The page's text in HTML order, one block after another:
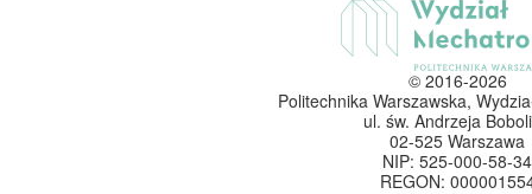
© 2016-2026
Politechnika Warszawska,
ul. św. Andrzeja
02-525 Warszawa
NIP: 525-000-58-34
REGON: